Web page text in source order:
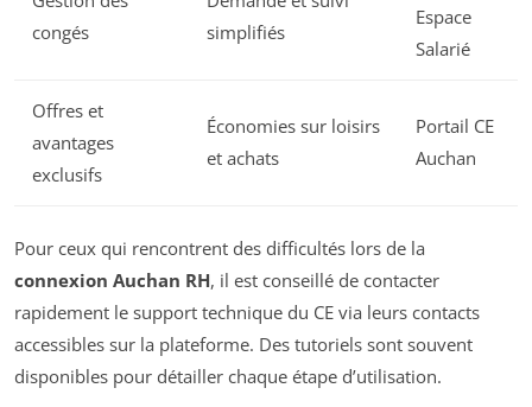
congés
simplifiés
Espace
Salarié
Offres et
avantages
exclusifs
Économies sur loisirs
et achats
Portail CE
Auchan
Pour ceux qui rencontrent des difficultés lors de la
connexion Auchan RH, il est conseillé de contacter
rapidement le support technique du CE via leurs contacts
accessibles sur la plateforme. Des tutoriels sont souvent
disponibles pour détailler chaque étape d’utilisation.